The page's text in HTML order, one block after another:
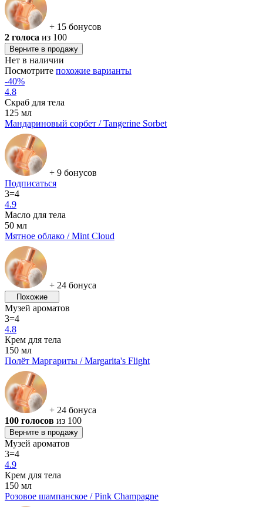
+ 15 бонусов
2 голоса из 100
Верните в продажу
Нет в наличии
Посмотрите похожие варианты
-40%
4.8
Скраб для тела
125 мл
Мандариновый сорбет / Tangerine Sorbet
+ 9 бонусов
Подписаться
3=4
4.9
Масло для тела
50 мл
Мятное облако / Mint Cloud
+ 24 бонуса
Похожие
Музей ароматов
3=4
4.8
Крем для тела
150 мл
Полёт Маргариты / Margarita's Flight
+ 24 бонуса
100 голосов из 100
Верните в продажу
Музей ароматов
3=4
4.9
Крем для тела
150 мл
Розовое шампанское / Pink Champagne